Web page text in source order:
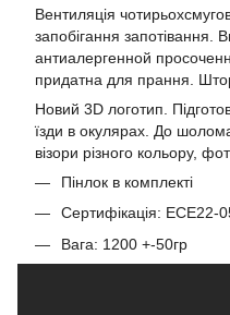
Вентиляція
запобігання запотівання.
антиалергенной
придатна для прання.
Новий 3D логотип.
їзди в окулярах. До
візори різного кольору,
Пінлок в комплекті
Сертифікація: ЕСЕ22-
Вага: 1200 +-50гр